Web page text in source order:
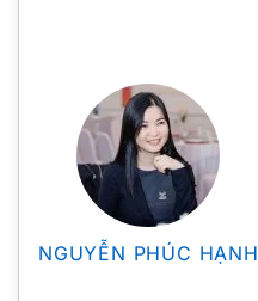
NGUYỄN PHÚC HẠNH